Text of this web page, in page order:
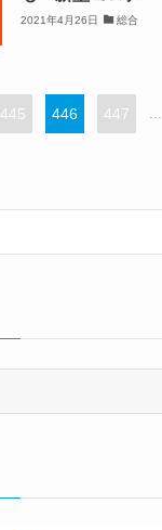
2021年4月26日 総合
445 446 447